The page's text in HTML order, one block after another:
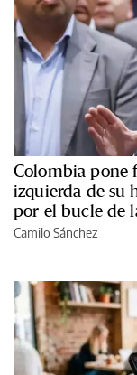
Colombia pone
izquierda de su
por el bucle de
Camilo Sánchez